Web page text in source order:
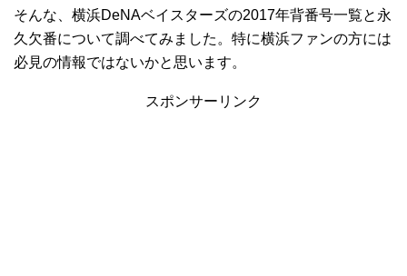
そんな、横浜DeNAベイスターズの2017年背番号一覧と永
久欠番について調べてみました。特に横浜ファンの方には
必見の情報ではないかと思います。
スポンサーリンク